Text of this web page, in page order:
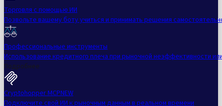
Торговля с помощью ИИ
Позвольте вашему боту учиться и принимать решения
Профессиональные инструменты
Использование кредитного плеча при рыночной неэффективности
Подробнее
Cryptohopper MCPNEW
Подключите свой ИИ к рыночным данным в реальном времени